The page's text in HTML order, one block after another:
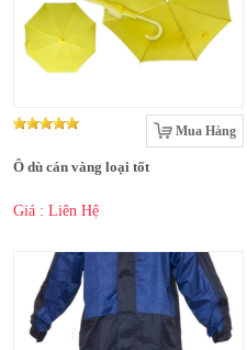
Mua Hàng
Ô dù cán vàng loại tốt
Giá : Liên Hệ